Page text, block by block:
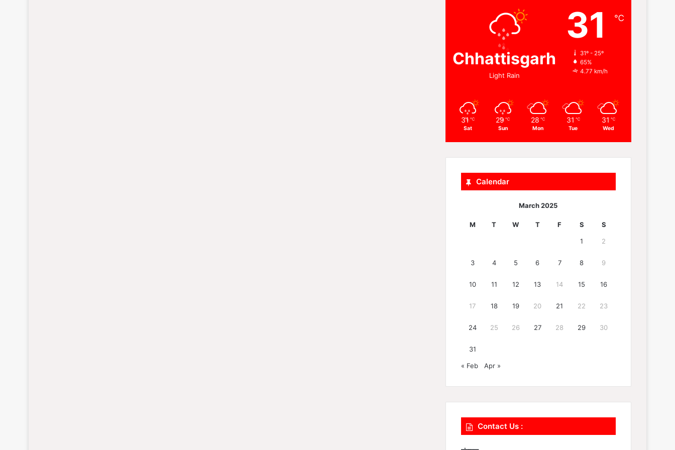
Chhattisgarh
Light Rain
31 ℃
31º - 25º
65%
4.77 km/h
31 ℃
Sat
29 ℃
Sun
28 ℃
Mon
31 ℃
Tue
31 ℃
Wed
Calendar
March 2025
M T W T F S S
1 2
3 4 5 6 7 8 9
10 11 12 13 14 15 16
17 18 19 20 21 22 23
24 25 26 27 28 29 30
31
« Feb Apr »
Contact Us :